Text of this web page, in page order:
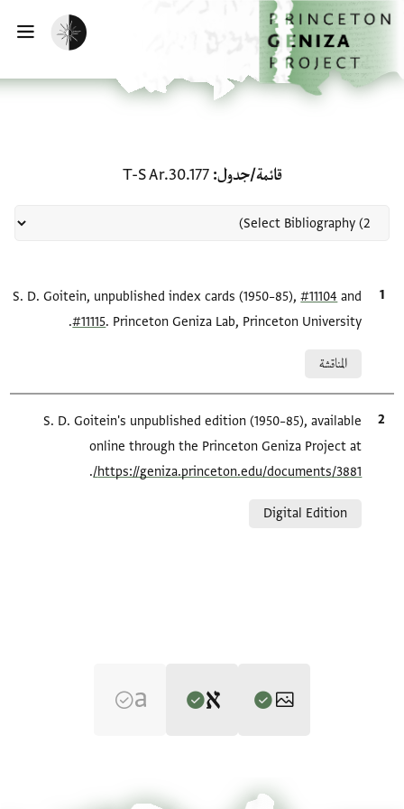
إلى المحتوى الرئيسي
الرئيسية
تفعيل الوضع المظلم
قائمة/جدول T-S Ar.30.177
الاقتباس المرجعيS. D. Goitein, unpublished index cards (1950–85),#11104 and
#11115 . Princeton Geniza Lab, Princeton University.
المناقشة
الاقتباس المرجعي
S. D. Goitein's unpublished edition (1950–85), available
online through the Princeton Geniza Project at
https://geniza.princeton.edu/documents/3881/
.
Digital Edition
S. D. Goitein's unpublished edition (1950–85).